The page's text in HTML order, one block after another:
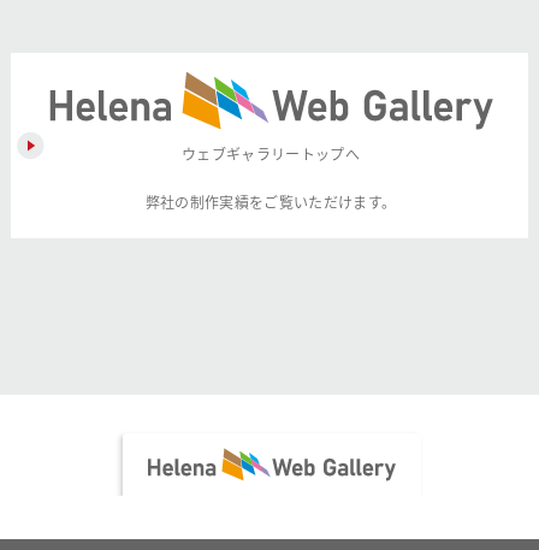
ウェブギャラリートップへ
弊社の制作実績をご覧いただけます。